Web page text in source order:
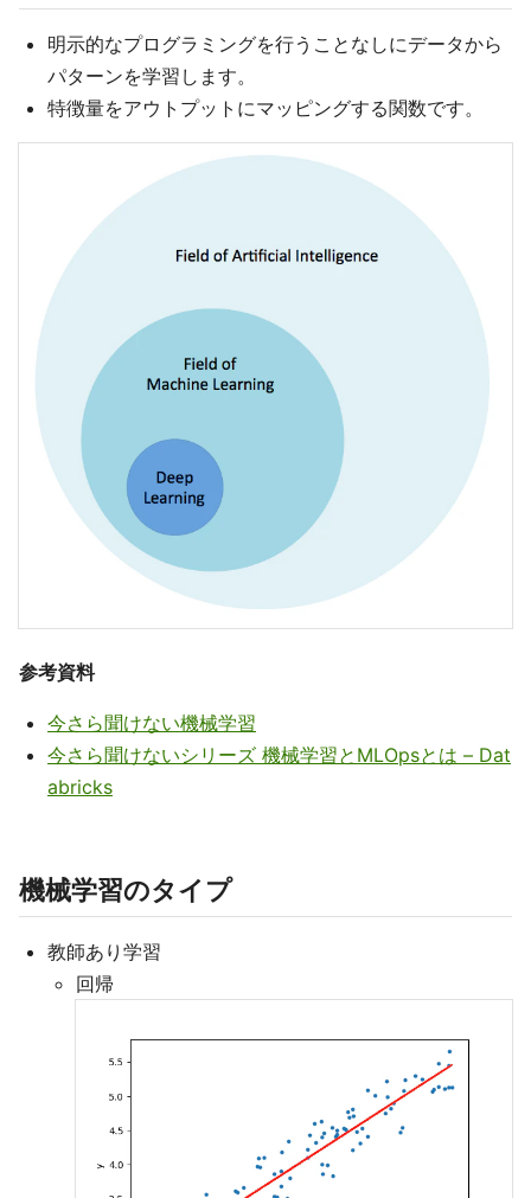
明示的なプログラミングを行うことなしにデータから
パターンを学習します。
特徴量をアウトプットにマッピングする関数です。
参考資料
今さら聞けない機械学習
今さら聞けないシリーズ 機械学習とMLOpsとは – Dat
abricks
機械学習のタイプ
教師あり学習
回帰